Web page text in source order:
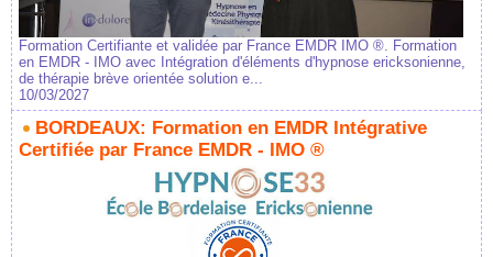
Formation Certifiante et validée par France EMDR IMO ®. Formation
en EMDR - IMO avec Intégration d'éléments d'hypnose ericksonienne,
de thérapie brève orientée solution e...
10/03/2027
BORDEAUX: Formation en EMDR Intégrative
Certifiée par France EMDR - IMO ®